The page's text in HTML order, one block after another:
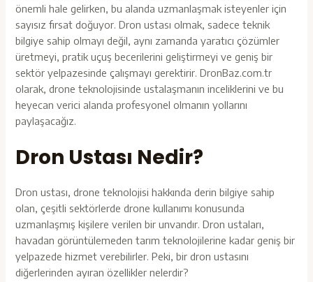
önemli hale gelirken, bu alanda uzmanlaşmak isteyenler için
sayısız fırsat doğuyor. Dron ustası olmak, sadece teknik
bilgiye sahip olmayı değil, aynı zamanda yaratıcı çözümler
üretmeyi, pratik uçuş becerilerini geliştirmeyi ve geniş bir
sektör yelpazesinde çalışmayı gerektirir. DronBaz.com.tr
olarak, drone teknolojisinde ustalaşmanın inceliklerini ve bu
heyecan verici alanda profesyonel olmanın yollarını
paylaşacağız.
Dron Ustası Nedir?
Dron ustası, drone teknolojisi hakkında derin bilgiye sahip
olan, çeşitli sektörlerde drone kullanımı konusunda
uzmanlaşmış kişilere verilen bir unvandır. Dron ustaları,
havadan görüntülemeden tarım teknolojilerine kadar geniş bir
yelpazede hizmet verebilirler. Peki, bir dron ustasını
diğerlerinden ayıran özellikler nelerdir?